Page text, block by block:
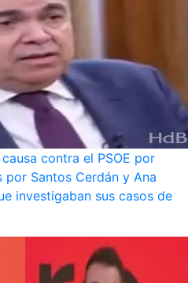
contra el PSOE por
Santos Cerdán y Ana
investigaban sus casos de